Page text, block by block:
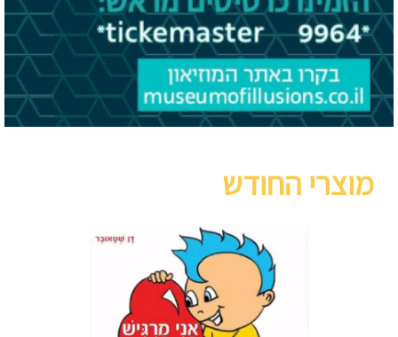
מוצרי החודש